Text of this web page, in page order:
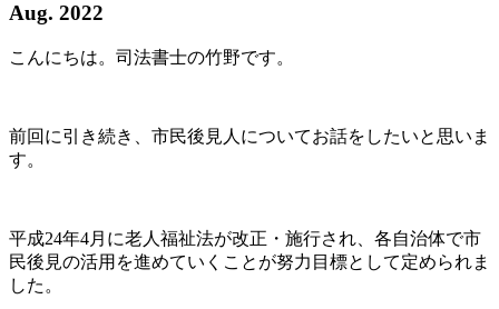
Aug. 2022
こんにちは。司法書士の竹野です。
前回に引き続き、市民後見人についてお話をしたいと思いま
す。
平成24年4月に老人福祉法が改正・施行され、各自治体で市
民後見の活用を進めていくことが努力目標として定められま
した。